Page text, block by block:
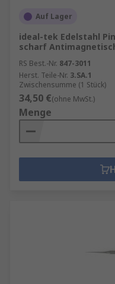
Auf Lager
ideal-tek Edelstahl
scharf
RS Best.-Nr. 847-3011
Herst. Teile-Nr. 3.SA.1
Zwischensumme (1 Stück)
34,50 €(ohne MwSt.)
Menge